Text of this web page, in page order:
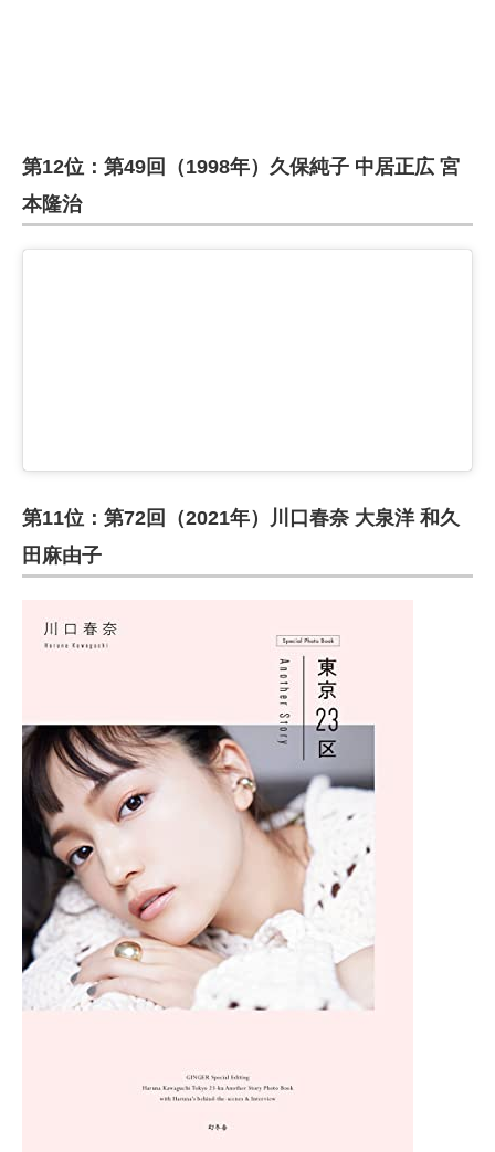
第12位：第49回（1998年）久保純子 中居正広 宮
本隆治
第11位：第72回（2021年）川口春奈 大泉洋 和久
田麻由子